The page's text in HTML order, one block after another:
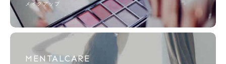
メイクアップ
MENTALCARE